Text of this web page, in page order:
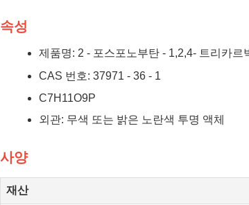
속성
제품명: 2 - 포스포노부탄 - 1,2,4- 트리카르
CAS 번호: 37971 - 36 - 1
C7H11O9P
외관: 무색 또는 밝은 노란색 투명 액체
사양
재산